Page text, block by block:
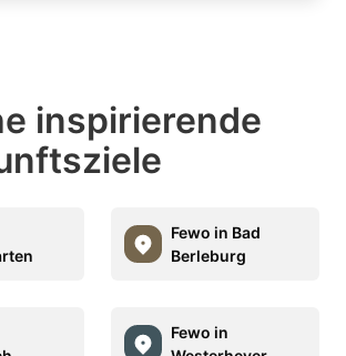
inspirierende
Fewo in Bad
Berleburg
Fewo in